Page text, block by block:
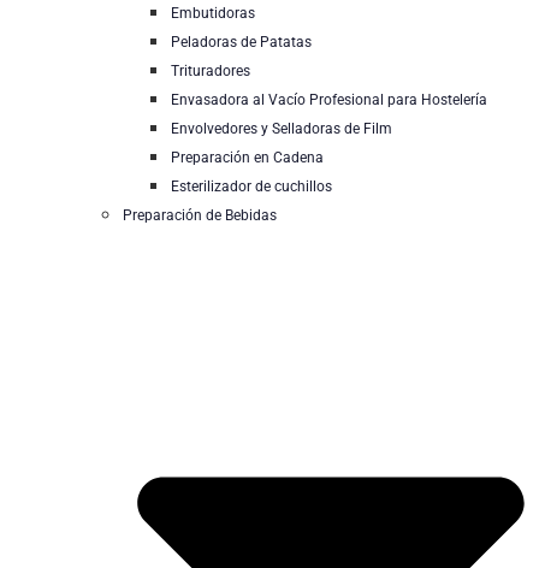
Embutidoras
Peladoras de Patatas
Trituradores
Envasadora al Vacío Profesional para Hostelería
Envolvedores y Selladoras de Film
Preparación en Cadena
Esterilizador de cuchillos
Preparación de Bebidas